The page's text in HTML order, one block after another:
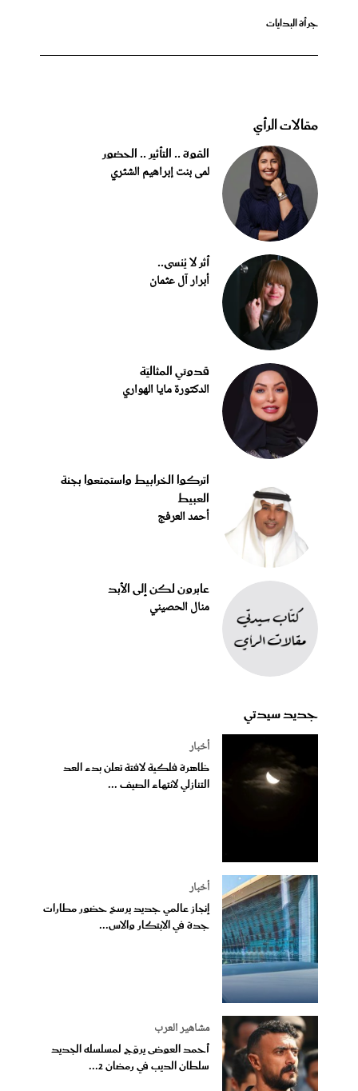
جرأة البدايات
مقالات الرأي
القوة .. التأثير .. الحضور
لمى بنت إبراهيم الشثري
أثر لا يُنسى..
أبرار آل عثمان
قدوتي المثاليّة
الدكتورة مايا الهواري
اتركوا الخرابيط واستمتعوا بجنة
العبيط
أحمد العرفج
عابرون لكن إلى الأبد
منال الحصيني
جديد سيدتي
أخبار
ظاهرة فلكية لافتة تعلن بدء العد
التنازلي لانتهاء الصيف ...
أخبار
إنجاز عالمي جديد يرسخ حضور مطارات
جدة في الابتكار والاس...
مشاهير العرب
أحمد العوضى يروّج لمسلسله الجديد
سلطان الديب في رمضان 2...